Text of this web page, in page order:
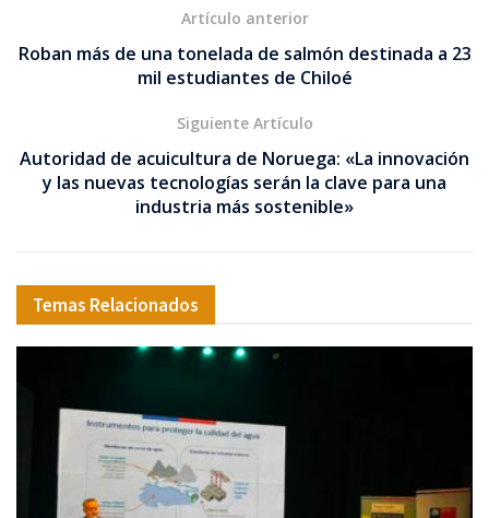
Artículo anterior
Roban más de una tonelada de salmón destinada a 23
mil estudiantes de Chiloé
Siguiente Artículo
Autoridad de acuicultura de Noruega: «La innovación
y las nuevas tecnologías serán la clave para una
industria más sostenible»
Temas Relacionados